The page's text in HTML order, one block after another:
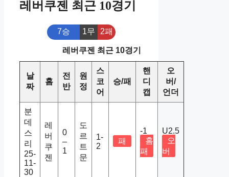
레버쿠젠 최근 10경기
7승 1무 2패
레버쿠젠 최근 10경기
날
짜
홈
전
반
원
정
스
코
어
승/패
핸
디
캡
오
버/
언더
분
데
스
리
25-
11-
30
레
버
쿠
젠
0
–
1
도
르
트
문
1-
2
패
-1
홈
패
U2.5
오
버